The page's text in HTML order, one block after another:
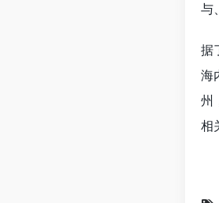
与
据
海
州
相